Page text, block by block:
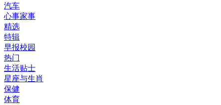
汽车
心事家事
精选
特辑
早报校园
热门
生活贴士
星座与生肖
保健
体育